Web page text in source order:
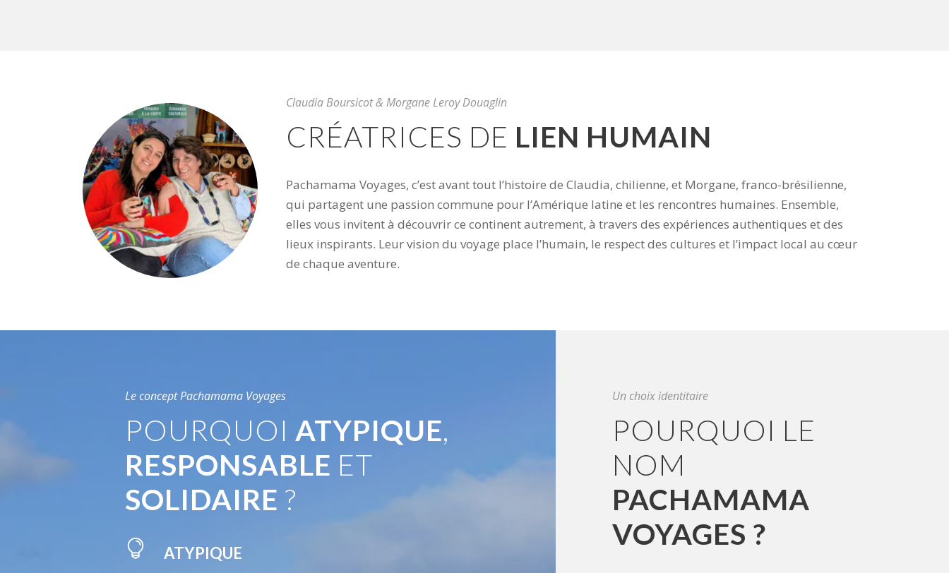
Claudia Boursicot & Morgane Leroy Douaglin
CRÉATRICES DE LIEN HUMAIN
Pachamama Voyages, c’est avant tout l’histoire de Claudia, chilienne, et Morgane, franco-brésilienne,
qui partagent une passion commune pour l’Amérique latine et les rencontres humaines. Ensemble,
elles vous invitent à découvrir ce continent autrement, à travers des expériences authentiques et des
lieux inspirants. Leur vision du voyage place l’humain, le respect des cultures et l’impact local au cœur
de chaque aventure.
Le concept Pachamama Voyages
POURQUOI ATYPIQUE,
RESPONSABLE ET
SOLIDAIRE ?
ATYPIQUE
Un choix identitaire
POURQUOI LE
NOM
PACHAMAMA
VOYAGES ?